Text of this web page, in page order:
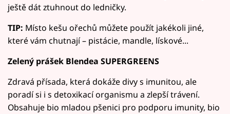
ještě dát ztuhnout do ledničky.
TIP: Místo kešu ořechů můžete použít jakékoli jiné,
které vám chutnají – pistácie, mandle, lískové...
Zelený prášek Blendea SUPERGREENS
Zdravá přísada, která dokáže divy s imunitou, ale
poradí si i s detoxikací organismu a zlepší trávení.
Obsahuje bio mladou pšenici pro podporu imunity, bio